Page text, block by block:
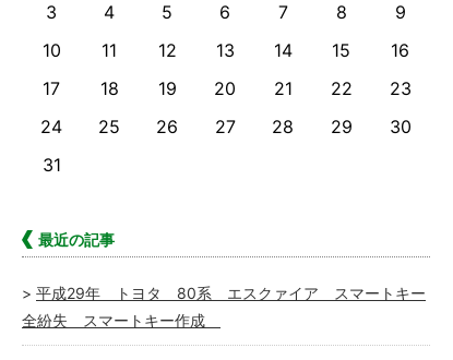
3
4 5 6 7 8
9
10
11 12 13 14 15
16
17
18 19 20 21 22
23
24
25 26 27 28 29
30
31
最近の記事
平成29年 トヨタ 80系 エスクァイア スマートキー
全紛失 スマートキー作成